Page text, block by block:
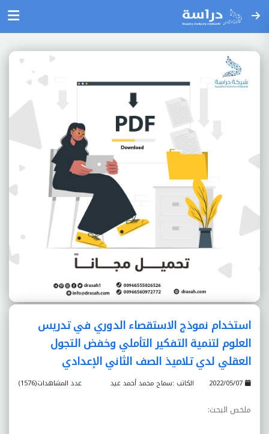
استخدام نموذج الاستقصاء الدوري في تدريس
العلوم لتنمية التفکير التأملي وخفض التجول
العقلي لدي تلاميذ الصف الثاني الإعدادي
عدد المشاهدات(1576) الكاتب :سماح محمد أحمد عيد
ملخص البحث: